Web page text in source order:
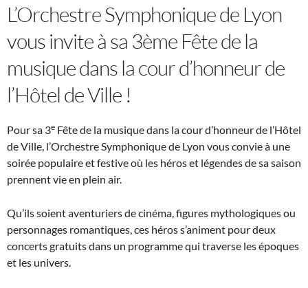
L’Orchestre Symphonique de Lyon
vous invite à sa 3ème Fête de la
musique dans la cour d’honneur de
l’Hôtel de Ville !
Pour sa 3e Fête de la musique dans la cour d’honneur de l’Hôtel
de Ville, l’Orchestre Symphonique de Lyon vous convie à une
soirée populaire et festive où les héros et légendes de sa saison
prennent vie en plein air.
Qu’ils soient aventuriers de cinéma, figures mythologiques ou
personnages romantiques, ces héros s’animent pour deux
concerts gratuits dans un programme qui traverse les époques
et les univers.